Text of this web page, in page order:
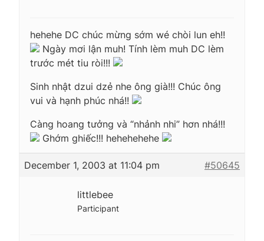
hehehe DC chúc mừng sớm wé chòi lun eh!!
Ngày mơi lận muh! Tính lèm muh DC lèm
trước mét tiu ròi!!!
Sinh nhật dzui dzẻ nhe ông già!!! Chúc ông
vui và hạnh phúc nhá!!
Càng hoang tưởng và “nhảnh nhi” hơn nhá!!!
Ghớm ghiếc!!! hehehehehe
December 1, 2003 at 11:04 pm #50645
littlebee
Participant